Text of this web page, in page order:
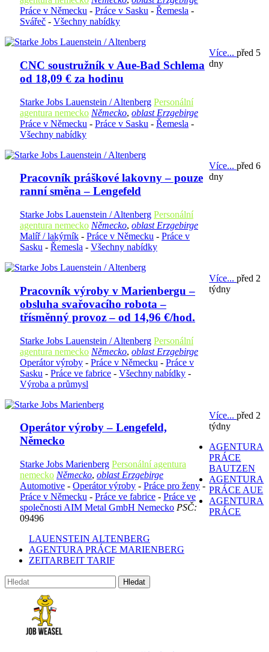
Práce v Německu - Práce v Sasku - Řemesla -
Svářeč - Všechny nabídky
CNC soustružník v Aue-Bad Schlema
od 18,09 € za hodinu
Starke Jobs Lauenstein / Altenberg Personální
agentura nemecko Německo, oblast Erzgebirge
Práce v Německu - Práce v Sasku - Řemesla -
Všechny nabídky
Více...před 5
dny
Pracovník práškové lakovny – pouze
ranní směna – Lengefeld
Starke Jobs Lauenstein / Altenberg Personální
agentura nemecko Německo, oblast Erzgebirge
Malíř / lakýrník - Práce v Německu - Práce v
Sasku - Řemesla - Všechny nabídky
Více...před 6
dny
Pracovník výroby v Marienbergu –
obsluha svařovacího robota –
třísměnný provoz – od 14,96 €/hod.
Starke Jobs Lauenstein / Altenberg Personální
agentura nemecko Německo, oblast Erzgebirge
Operátor výroby - Práce v Německu - Práce v
Sasku - Práce ve fabrice - Všechny nabídky -
Výroba a průmysl
Více...před 2
týdny
Operátor výroby – Lengefeld,
Německo
Starke Jobs Marienberg Personální agentura
nemecko Německo, oblast Erzgebirge
Automotive - Operátor výroby - Práce pro ženy -
Práce v Německu - Práce ve fabrice - Práce ve
společnosti AIM Metal GmbH Nemecko PSČ:
09496
Více...před 2
týdny
AGENTURA
PRÁCE
BAUTZEN
AGENTURA
PRÁCE AUE
AGENTURA
PRÁCE
LAUENSTEIN ALTENBERG
AGENTURA PRÁCE MARIENBERG
ZEITARBEIT TARIF